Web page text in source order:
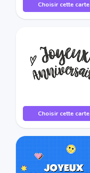
Choisir cette carte
Choisir cette carte